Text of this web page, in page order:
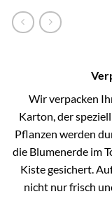
Wir verpacken
Karton, der
Pflanzen werden
die Blumenerde im
Kiste gesichert.
nicht nur frisch